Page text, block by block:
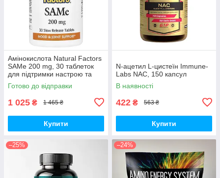
Амінокислота Natural Factors
SAMe 200 mg, 30 таблеток
для підтримки настрою та
печінки
Готово до відправки
1 025 ₴ 1 465 ₴
Купити
N-ацетил L-цистеїн Immune-
Labs NAC, 150 капсул
В наявності
422 ₴ 563 ₴
Купити
–25% –24%